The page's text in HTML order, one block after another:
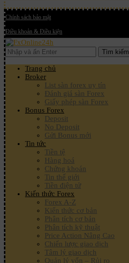
Chính sách bảo mật
Điều khoản & Điều kiện
Tìm kiếm
Trang chủ
Broker
List sàn forex uy tín
Đánh giá sàn Forex
Giấy phép sàn Forex
Bonus Forex
Deposit
No Deposit
Gửi Bonus mới
Tin tức
Tiền tệ
Hàng hoá
Chứng khoán
Tin thế giới
Tiền điện tử
Kiến thức Forex
Forex A-Z
Kiến thức cơ bản
Phân tích cơ bản
Phân tích kỹ thuật
Price Action Nâng Cao
Chiến lược giao dịch
Tâm lý giao dịch
Quản lý vốn – Rủi ro